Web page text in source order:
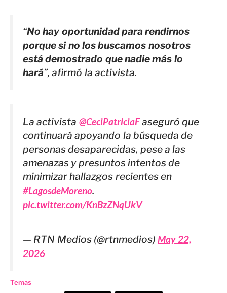
“No hay oportunidad para rendirnos
porque si no los buscamos nosotros
está demostrado que nadie más lo
hará”, afirmó la activista.
La activista @CeciPatriciaFaseguró que
continuará apoyando la búsqueda de
personas desaparecidas, pese a las
amenazas y presuntos intentos de
minimizar hallazgos recientes en
#LagosdeMoreno.
pic.twitter.com/KnBzZNqUkV
— RTN Medios (@rtnmedios)May 22,
2026
Temas